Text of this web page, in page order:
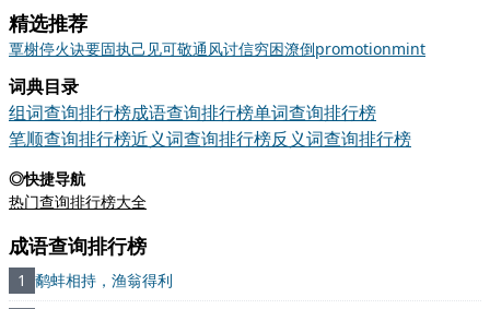
精选推荐
覃榭停火诀要固执己见可敬通风讨信穷困潦倒promotionmint
词典目录
组词查询排行榜成语查询排行榜单词查询排行榜
笔顺查询排行榜近义词查询排行榜反义词查询排行榜
◎快捷导航
热门查询排行榜大全
成语查询排行榜
1 鹬蚌相持，渔翁得利